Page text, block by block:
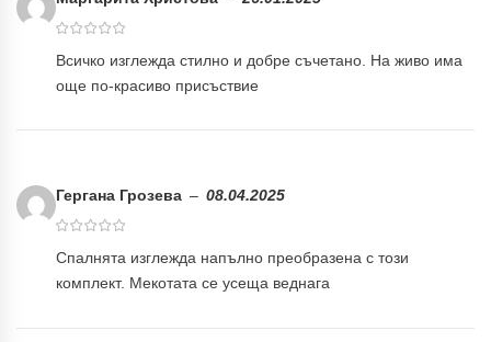
Всичко изглежда стилно и добре съчетано. На живо има
още по-красиво присъствие
Гергана Грозева – 08.04.2025
Спалнята изглежда напълно преобразена с този
комплект. Мекотата се усеща веднага